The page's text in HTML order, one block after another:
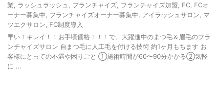
業, ラッシュラッシュ, フランチャイズ, フランチャイズ加盟, FC, FCオ
ーナー募集中, フランチャイズオーナー募集中, アイラッシュサロン, マ
ツエクサロン, FC制度導入
早い！キレイ！！お手頃価格！！！で、大躍進中のまつ毛＆眉毛のフラ
ンチャイズサロン 自まつ毛に人工毛を付ける技術 約1ヶ月もちます お
客様にとっての不満や困りごと ①施術時間が60〜90分かかる②気軽
に ...